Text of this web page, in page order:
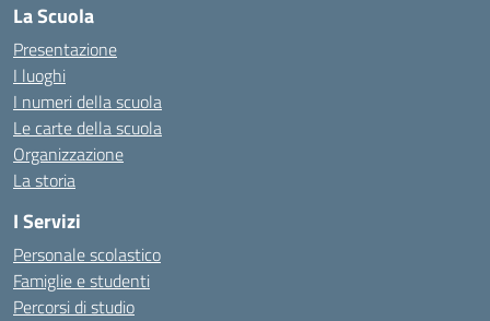
La Scuola
Presentazione
I luoghi
I numeri della scuola
Le carte della scuola
Organizzazione
La storia
I Servizi
Personale scolastico
Famiglie e studenti
Percorsi di studio